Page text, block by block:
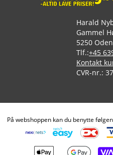
Harald
Gammel
5250
Tlf.:+45
Kontakt
CVR-nr.:
På webshoppen kan du benytte